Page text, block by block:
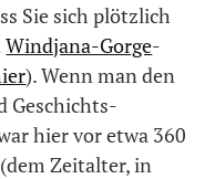
Sie sich plötzlich
Windjana-Gorge-
). Wenn man den
Geschichts-
hier vor etwa 360
(dem Zeitalter, in